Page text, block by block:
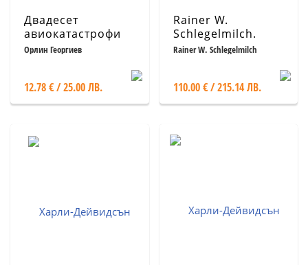
Двадесет
авиокатастрофи
Кн.2
Орлин Георгиев
12.78 € / 25.00 ЛВ.
Rainer W.
Schlegelmilch.
Porsche Racing
Rainer W. Schlegelmilch
110.00 € / 215.14 ЛВ.